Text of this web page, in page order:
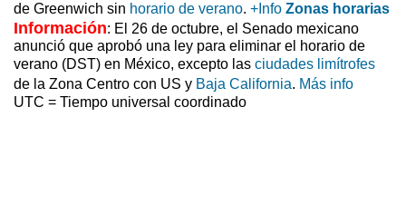
de Greenwich sin horario de verano. +Info Zonas horarias
Información: El 26 de octubre, el Senado mexicano
anunció que aprobó una ley para eliminar el horario de
verano (DST) en México, excepto las ciudades limítrofes
de la Zona Centro con US y Baja California. Más info
UTC = Tiempo universal coordinado